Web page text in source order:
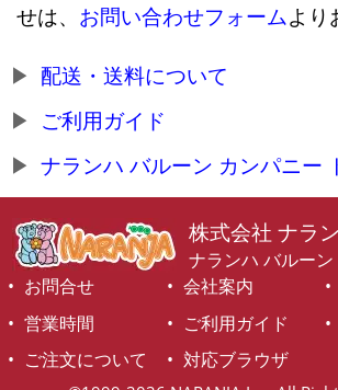
せは、 お問い合わせフォームより
配送・送料について
ご利用ガイド
ナランハ バルーン カンパニー
株式会社 ナラ
ナランハ バルー
お問合せ
会社案内
営業時間
ご利用ガイド
ご注文について
対応ブラウザ